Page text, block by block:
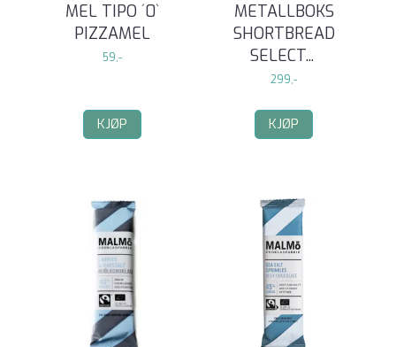
MEL TIPO ´0`
PIZZAMEL
59,-
KJØP
METALLBOKS
SHORTBREAD
SELECT...
299,-
KJØP